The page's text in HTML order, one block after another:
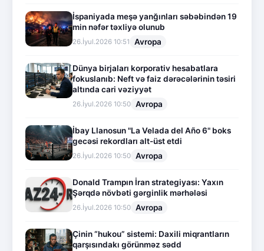
İspaniyada meşə yanğınları səbəbindən 19
min nəfər təxliyə olunub
26.İyul.2026 10:51 Avropa
Dünya birjaları korporativ hesabatlara
fokuslanıb: Neft və faiz dərəcələrinin təsiri
altında cari vəziyyət
26.İyul.2026 10:50 Avropa
İbay Llanosun "La Velada del Año 6" boks
gecəsi rekordları alt-üst etdi
26.İyul.2026 10:50 Avropa
Donald Trampın İran strategiyası: Yaxın
Şərqdə növbəti gərginlik mərhələsi
26.İyul.2026 10:50 Avropa
Çinin “hukou” sistemi: Daxili miqrantların
qarşısındakı görünməz sədd